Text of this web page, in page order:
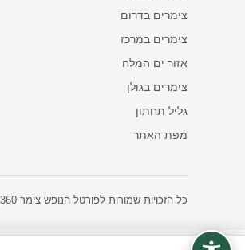
צימרים בדרום
צימרים במרכז
אזור ים המלח
צימרים בגולן
גליל תחתון
מפת האתר
כל הזכויות שמורות לפורטל הנופש צימר 360 | tzimer360.co.il